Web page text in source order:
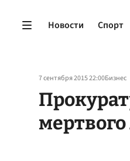
Новости Спорт
7 сентября 2015 22:00Бизнес